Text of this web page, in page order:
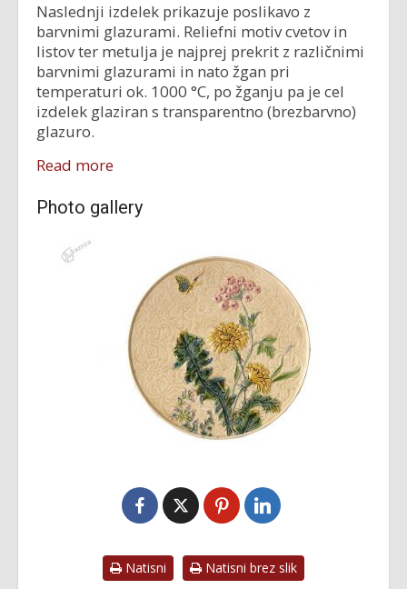
Naslednji izdelek prikazuje poslikavo z
barvnimi glazurami. Reliefni motiv cvetov in
listov ter metulja je najprej prekrit z različnimi
barvnimi glazurami in nato žgan pri
temperaturi ok. 1000 °C, po žganju pa je cel
izdelek glaziran s transparentno (brezbarvno)
glazuro.
Read more
Photo gallery
Natisni Natisni brez slik